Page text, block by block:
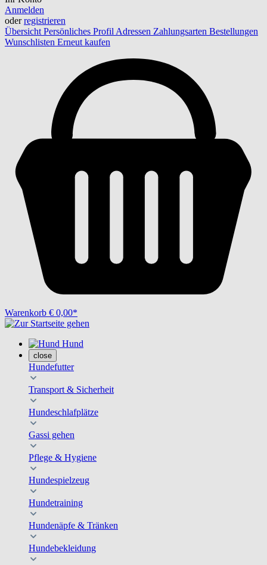
Anmelden
oderregistrieren
Übersicht Persönliches Profil Adressen Zahlungsarten Bestellungen
Wunschlisten Erneut kaufen
Warenkorb € 0,00*
Hund
close
Hundefutter
Transport & Sicherheit
Hundeschlafplätze
Gassi gehen
Pflege & Hygiene
Hundespielzeug
Hundetraining
Hundenäpfe & Tränken
Hundebekleidung